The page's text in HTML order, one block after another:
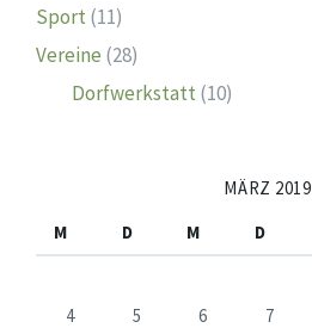
Sport (11)
Vereine (28)
Dorfwerkstatt (10)
MÄRZ 2019
M
D M D
4
5 6 7